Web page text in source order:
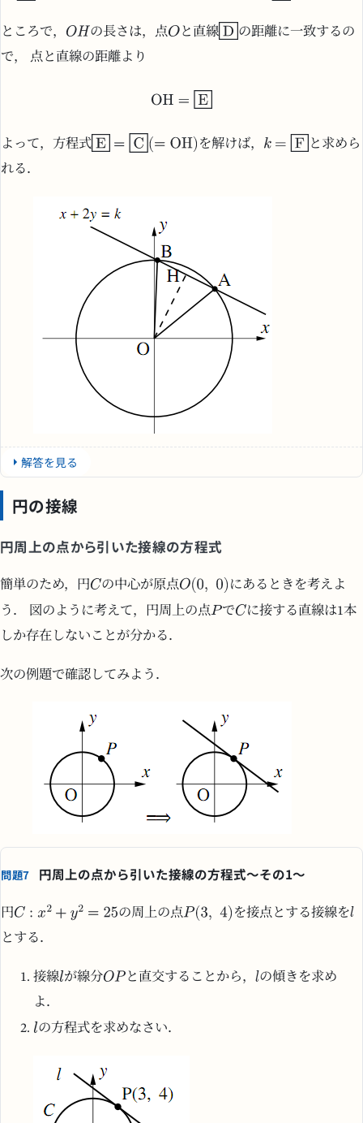
ところで， の長さは，点 と直線
の距離に一致するの
で， 点と直線の距離より
よって，方程式 を解けば，
と求めら
れる．
解答を見る
円の接線
円周上の点から引いた接線の方程式
簡単のため，円 の中心が原点
にあるときを考えよ
う． 図のように考えて，円周上の点
で
に接する直線は1本
しか存在しないことが分かる．
次の例題で確認してみよう．
問題7 円周上の点から引いた接線の方程式〜その1〜
円 の周上の点
を接点とする接線を
とする．
接線 が線分 と直交することから，
の傾きを求め
よ．
の方程式を求めなさい．